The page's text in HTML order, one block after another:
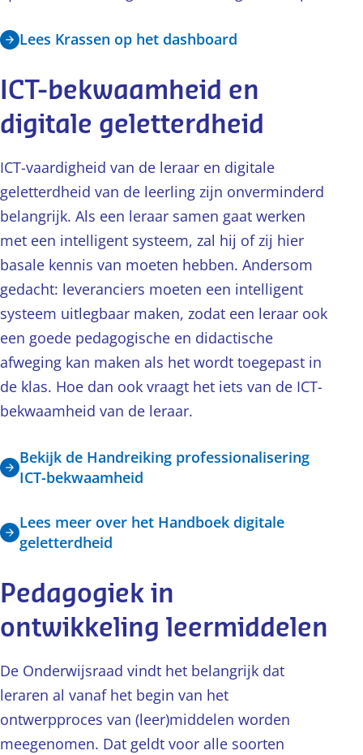
Lees Krassen op het dashboard
ICT-bekwaamheid en
digitale geletterdheid
ICT-vaardigheid van de leraar en digitale
geletterdheid van de leerling zijn onverminderd
belangrijk. Als een leraar samen gaat werken
met een intelligent systeem, zal hij of zij hier
basale kennis van moeten hebben. Andersom
gedacht: leveranciers moeten een intelligent
systeem uitlegbaar maken, zodat een leraar ook
een goede pedagogische en didactische
afweging kan maken als het wordt toegepast in
de klas. Hoe dan ook vraagt het iets van de ICT-
bekwaamheid van de leraar.
Bekijk de Handreiking professionalisering
ICT-bekwaamheid
Lees meer over het Handboek digitale
geletterdheid
Pedagogiek in
ontwikkeling leermiddelen
De Onderwijsraad vindt het belangrijk dat
leraren al vanaf het begin van het
ontwerpproces van (leer)middelen worden
meegenomen. Dat geldt voor alle soorten